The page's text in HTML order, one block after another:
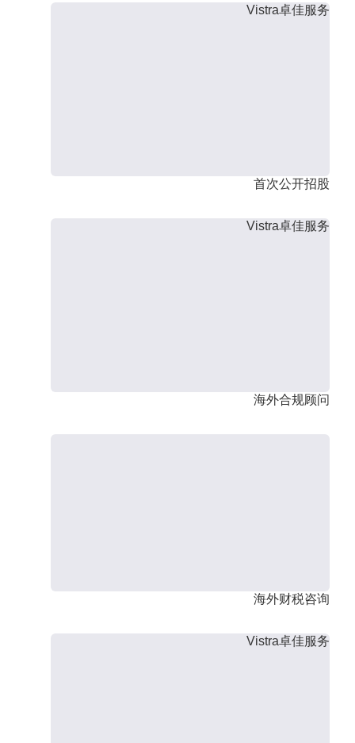
Vistra卓佳服务
首次公开招股
Vistra卓佳服务
海外合规顾问
海外财税咨询
Vistra卓佳服务